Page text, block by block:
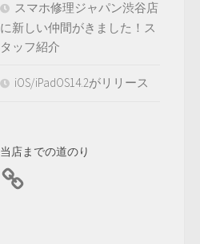
スマホ修理ジャパン渋谷店
に新しい仲間がきました！ス
タッフ紹介
iOS/iPadOS14.2がリリース
当店までの道のり